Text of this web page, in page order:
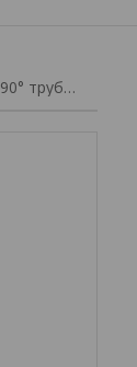
Монтажный комплект муфта 90° труба-коробка ip65/ip67 dn12 m16×1,5 полиамид черный